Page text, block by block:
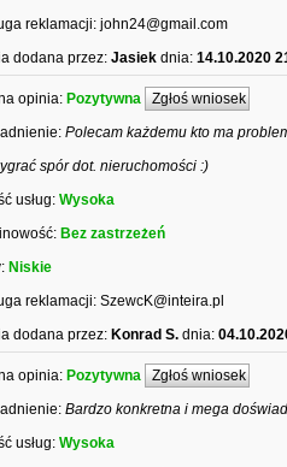
reklamacji: john24@gmail.com
dodana przez: Jasiek dnia: 14.10.2020
opinia: Pozytywna Zgłoś wniosek
Polecam każdemu kto ma
spór dot. nieruchomości :)
usług: Wysoka
Bez zastrzeżeń
Niskie
reklamacji: SzewcK@inteira.pl
dodana przez: Konrad S. dnia:
opinia: Pozytywna Zgłoś wniosek
Bardzo konkretna i mega
usług: Wysoka